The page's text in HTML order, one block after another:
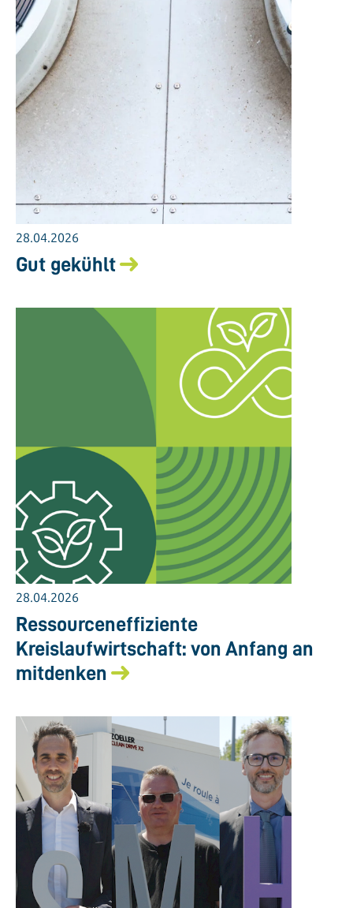
28.04.2026
Gut gekühlt
28.04.2026
Ressourceneffiziente
Kreislaufwirtschaft: von Anfang an
mitdenken